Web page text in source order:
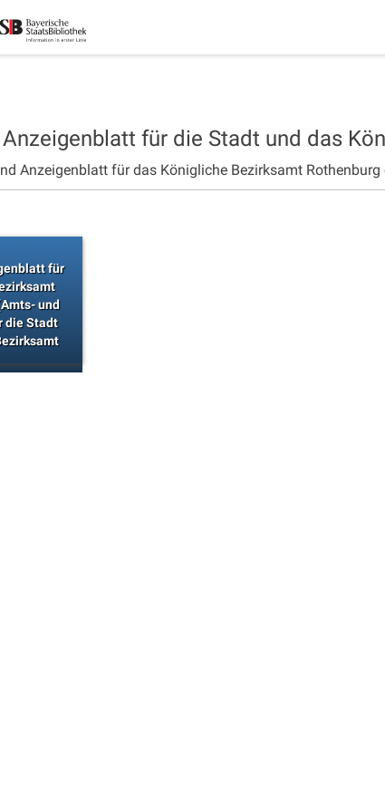
für die Stadt und das
Anzeigenblatt für das Königliche Bezirksamt Rothenburg
für
und
die Stadt